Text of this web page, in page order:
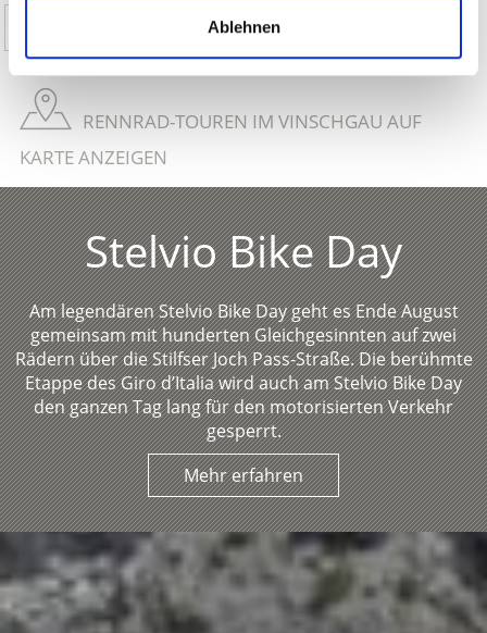
Ablehnen
RENNRAD-TOUREN IM VINSCHGAU AUF
KARTE ANZEIGEN
Stelvio Bike Day
Am legendären Stelvio Bike Day geht es Ende August
gemeinsam mit hunderten Gleichgesinnten auf zwei
Rädern über die Stilfser Joch Pass-Straße. Die berühmte
Etappe des Giro d’Italia wird auch am Stelvio Bike Day
den ganzen Tag lang für den motorisierten Verkehr
gesperrt.
Mehr erfahren